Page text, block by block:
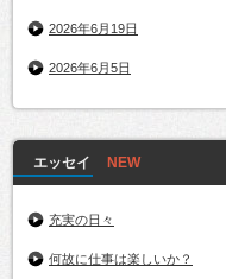
2026年6月19日
2026年6月5日
エッセイ
充実の日々
何故に仕事は楽しいか？